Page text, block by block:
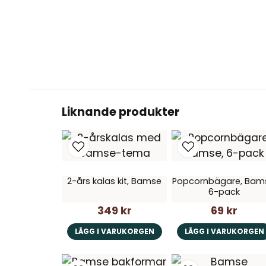
Liknande produkter
2-års kalas kit, Bamse
349 kr
LÄGG I VARUKORGEN
Popcornbägare,
6-pack
69 kr
LÄGG I VARUKORGEN